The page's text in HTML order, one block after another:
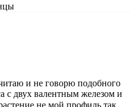
и не говорю подобного
с двух валентным железом и
не мой профиль так